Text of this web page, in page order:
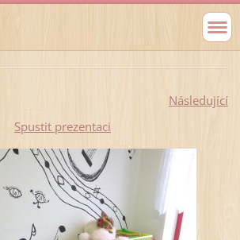
Následující
Spustit prezentaci